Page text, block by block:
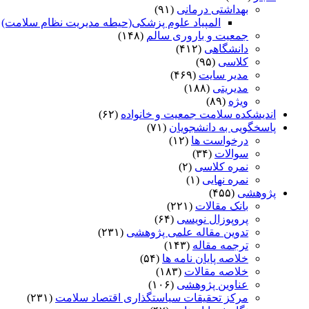
بهداشتی درمانی (۹۱)
المپیاد علوم پزشکی(حیطه مدیریت نظام سلامت)
جمعیت و باروری سالم (۱۴۸)
دانشگاهی (۴۱۲)
کلاسی (۹۵)
مدیر سایت (۴۶۹)
مدیریتی (۱۸۸)
ویژه (۸۹)
اندیشکده سلامت جمعیت و خانواده (۶۲)
پاسخگویی به دانشجویان (۷۱)
درخواست ها (۱۲)
سوالات (۳۴)
نمره کلاسی (۲)
نمره نهایی (۱)
پژوهشی (۴۵۵)
بانک مقالات (۲۲۱)
پروپوزال نویسی (۶۴)
تدوین مقاله علمی پژوهشی (۲۳۱)
ترجمه مقاله (۱۴۳)
خلاصه پایان نامه ها (۵۴)
خلاصه مقالات (۱۸۳)
عناوین پژوهشی (۱۰۶)
مرکز تحقیقات سیاستگذاری اقتصاد سلامت (۲۳۱)